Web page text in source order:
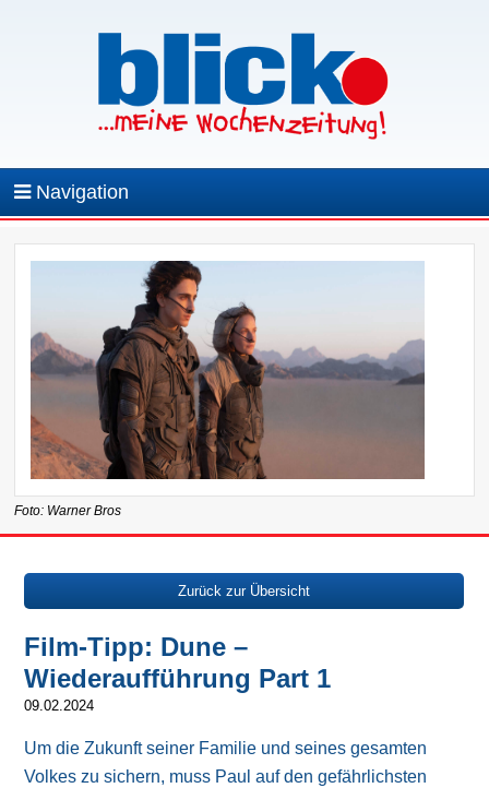
Navigation
Foto: Warner Bros
Zurück zur Übersicht
Film-Tipp: Dune –
Wiederaufführung Part 1
09.02.2024
Um die Zukunft seiner Familie und seines gesamten
Volkes zu sichern, muss Paul auf den gefährlichsten